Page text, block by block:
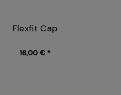
Flexfit Cap
16,00 € *